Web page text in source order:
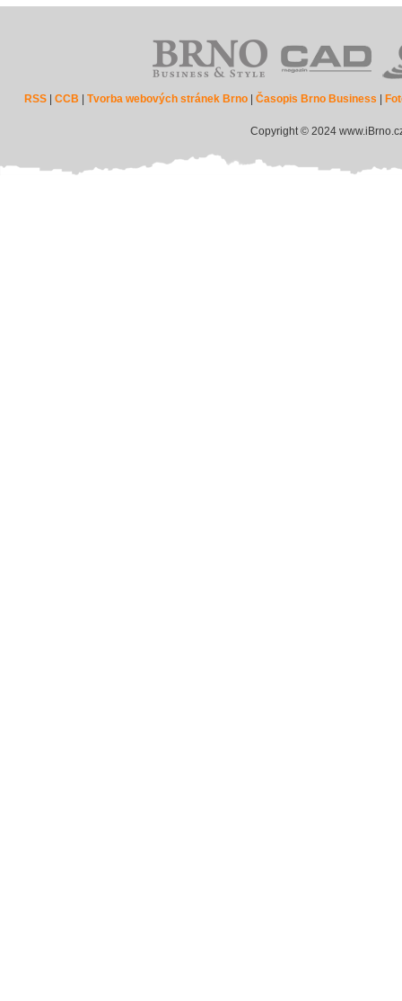
RSS |CCB |Tvorba webových stránek Brno |Časopis Brno Business
Copyright © 2024